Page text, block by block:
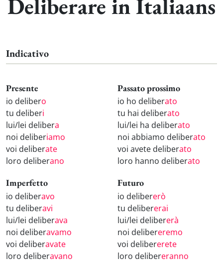
Deliberare in Italiaans
Indicativo
Presente
io delibero
tu deliberi
lui/lei delibera
noi deliberiamo
voi deliberate
loro deliberano
Passato prossimo
io ho deliberato
tu hai deliberato
lui/lei ha deliberato
noi abbiamo deliberato
voi avete deliberato
loro hanno deliberato
Imperfetto
io deliberavo
tu deliberavi
lui/lei deliberava
noi deliberavamo
voi deliberavate
loro deliberavano
Futuro
io delibererò
tu delibererai
lui/lei delibererà
noi delibereremo
voi delibererete
loro delibereranno